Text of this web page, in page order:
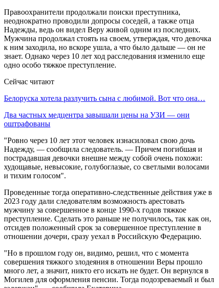
Правоохранители продолжали поиски преступника,
неоднократно проводили допросы соседей, а также отца
Надежды, ведь он видел Веру живой одним из последних.
Мужчина продолжал стоять на своем, утверждая, что девочка
к ним заходила, но вскоре ушла, а что было дальше — он не
знает. Однако через 10 лет ход расследования изменило еще
одно особо тяжкое преступление.
Сейчас читают
Белоруска хотела разлучить сына с любимой. Вот что она…
Два частных медцентра завышали цены на УЗИ — они
оштрафованы
"Ровно через 10 лет этот человек изнасиловал свою дочь
Надежду, — сообщила следователь. — Причем погибшая и
пострадавшая девочки внешне между собой очень похожи:
худощавые, невысокие, голубоглазые, со светлыми волосами
и тихим голосом".
Проведенные тогда оперативно-следственные действия уже в
2023 году дали следователям возможность арестовать
мужчину за совершенное в конце 1990-х годов тяжкое
преступление. Сделать это раньше не получилось, так как он,
отсидев положенный срок за совершенное преступление в
отношении дочери, сразу уехал в Российскую Федерацию.
"Но в прошлом году он, видимо, решил, что с момента
совершения тяжкого злодеяния в отношении Веры прошло
много лет, а значит, никто его искать не будет. Он вернулся в
Могилев для оформления пенсии. Тогда подозреваемый и был